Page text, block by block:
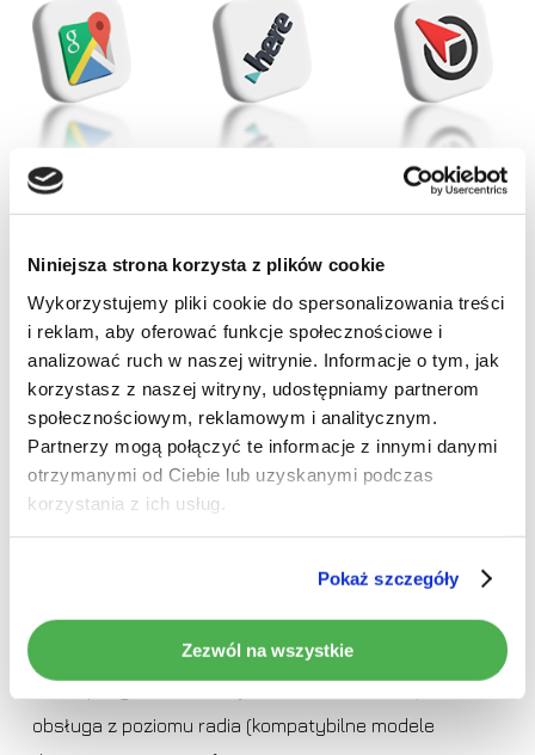
Niniejsza strona korzysta z plików cookie
Wykorzystujemy pliki cookie do spersonalizowania treści
i reklam, aby oferować funkcje społecznościowe i
analizować ruch w naszej witrynie. Informacje o tym, jak
korzystasz z naszej witryny, udostępniamy partnerom
społecznościowym, reklamowym i analitycznym.
Partnerzy mogą połączyć te informacje z innymi danymi
otrzymanymi od Ciebie lub uzyskanymi podczas
korzystania z ich usług.
Pokaż szczegóły
Zezwól na wszystkie
Brak produktów w koszyku.
Idź do sklepu
Pełna
kompatybilność
akcesoriów
dodatkowych akcesoriówi zwiększ
bezpieczeństwo swojej podróży.
obsługa z poziomu radia (kompatybilne modele